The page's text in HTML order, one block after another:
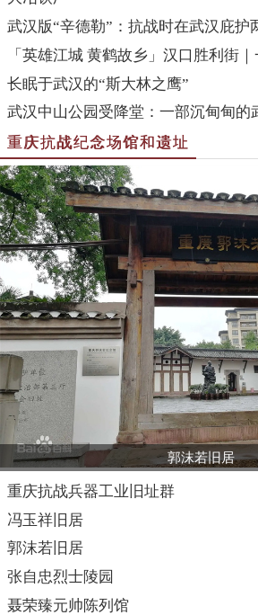
武汉版“辛德勒”：抗战时在武汉庇护
「英雄江城 黄鹤故乡」汉口胜利街
长眠于武汉的“斯大林之鹰”
武汉中山公园受降堂：一部沉甸甸的
重庆抗战纪念场馆和遗址
郭沫若旧居
重庆抗战兵器工业旧址群
冯玉祥旧居
郭沫若旧居
张自忠烈士陵园
聂荣臻元帅陈列馆